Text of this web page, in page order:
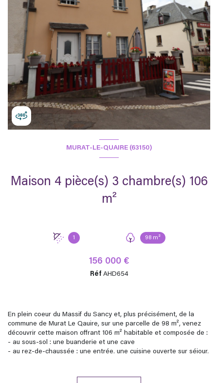
MURAT-LE-QUAIRE (63150)
Maison 4 pièce(s) 3 chambre(s) 106
m²
1 98 m²
156 000 €
Réf AHD654
En plein coeur du Massif du Sancy et, plus précisément, de la
commune de Murat Le Qauire, sur une parcelle de 98 m², venez
découvrir cette maison offrant 106 m² habitable et composée de :
- au sous-sol : une buanderie et une cave
- au rez-de-chaussée : une entrée, une cuisine ouverte sur séjour,
wc et un grand placard